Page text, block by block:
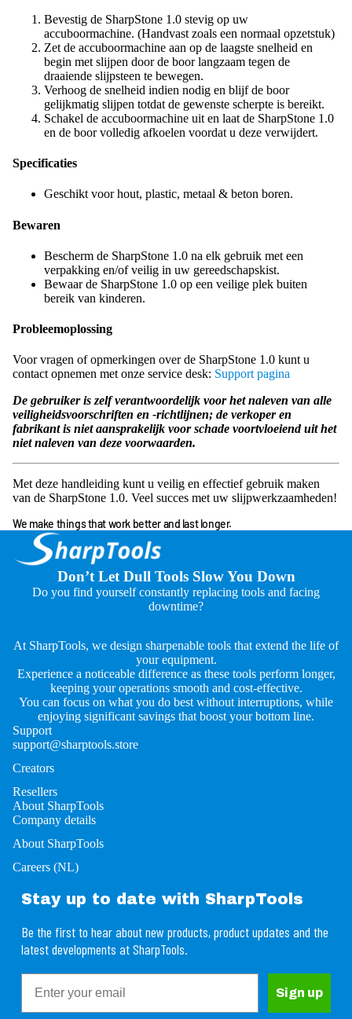
Bevestig de SharpStone 1.0 stevig op uw
accuboormachine. (Handvast zoals een normaal opzetstuk)
Zet de accuboormachine aan op de laagste snelheid en
begin met slijpen door de boor langzaam tegen de
draaiende slijpsteen te bewegen.
Verhoog de snelheid indien nodig en blijf de boor
gelijkmatig slijpen totdat de gewenste scherpte is bereikt.
Schakel de accuboormachine uit en laat de SharpStone 1.0
en de boor volledig afkoelen voordat u deze verwijdert.
Specificaties
Geschikt voor hout, plastic, metaal & beton boren.
Bewaren
Bescherm de SharpStone 1.0 na elk gebruik met een
verpakking en/of veilig in uw gereedschapskist.
Bewaar de SharpStone 1.0 op een veilige plek buiten
bereik van kinderen.
Probleemoplossing
Voor vragen of opmerkingen over de SharpStone 1.0 kunt u
contact opnemen met onze service desk: Support pagina
De gebruiker is zelf verantwoordelijk voor het naleven van alle
veiligheidsvoorschriften en -richtlijnen; de verkoper en
fabrikant is niet aansprakelijk voor schade voortvloeiend uit het
niet naleven van deze voorwaarden.
Met deze handleiding kunt u veilig en effectief gebruik maken
van de SharpStone 1.0. Veel succes met uw slijpwerkzaamheden!
We make things that work better and last longer.
Don’t Let Dull Tools Slow You Down
Do you find yourself constantly replacing tools and facing
downtime?
At SharpTools, we design sharpenable tools that extend the life of
your equipment.
Experience a noticeable difference as these tools perform longer,
keeping your operations smooth and cost-effective.
You can focus on what you do best without interruptions, while
enjoying significant savings that boost your bottom line.
Support
support@sharptools.store
Creators
Resellers
About SharpTools
Company details
About SharpTools
Careers (NL)
Stay up to date with SharpTools
Be the first to hear about new products, product updates and the
latest developments at SharpTools.
Sign up